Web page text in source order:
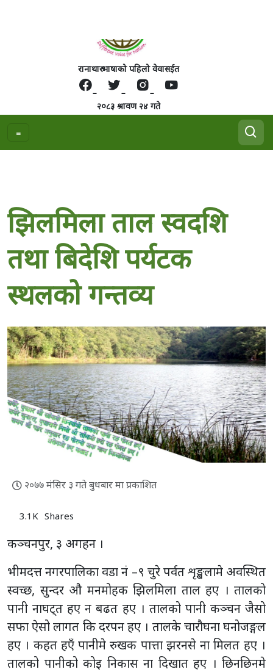
रानाथारु भाषाको पहिलो वेवासईत
२०८३ श्रावण २४ गते
झिलमिला ताल स्वदशि
तथा बिदेशि पर्यटक
स्थलकाे गन्तव्य
२०७७ मंसिर ३ गते बुधबार मा प्रकाशित
3.1K Shares
कञ्चनपुर, ३ अगहन ।
भीमदत्त नगरपालिका वडा नं –९ चुरे पर्वत शृङ्खलामे अवस्थित
स्वच्छ, सुन्दर औ मनमोहक झिलमिला ताल हए । तालको
पानी नाघट्त हए न बढत हए । तालको पानी कञ्चन जैसो
सफा ऐसो लागत कि दरपन हए । तालके चारौघना घनोजङ्गल
हए । कहत हएँ पानीमे रुखक पात्ता झरनसे ना मिलत हए ।
तालको पानीको कोइ निकास ना दिखात हए । छिनछिनमे